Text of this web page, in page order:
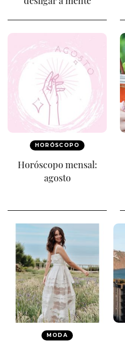
HORÓSCOPO
Horóscopo mensal:
agosto
MODA